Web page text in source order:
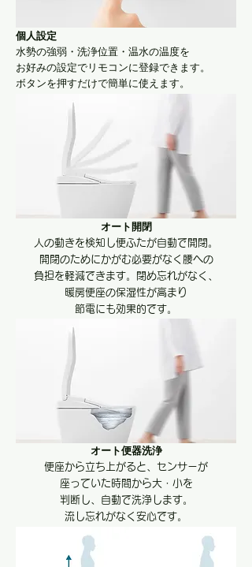
個人設定
水勢の強弱・洗浄位置・温水の温度を
お好みの設定でリモコンに登録できます。
​ボタンを押すだけで簡単に使えます。
オート開閉
人の動きを検知し便ふたが自動で開閉。
開閉のためにかがむ必要がなく腰への
負担を軽減できます。閉め忘れがなく、
暖房便座の保湿性が高まり
節電にも効果的です。
オート便器洗浄
便座から立ち上がると、センサーが
座っていた時間から大・小を
判断し、自動で洗浄します。
​流し忘れがなく安心です。